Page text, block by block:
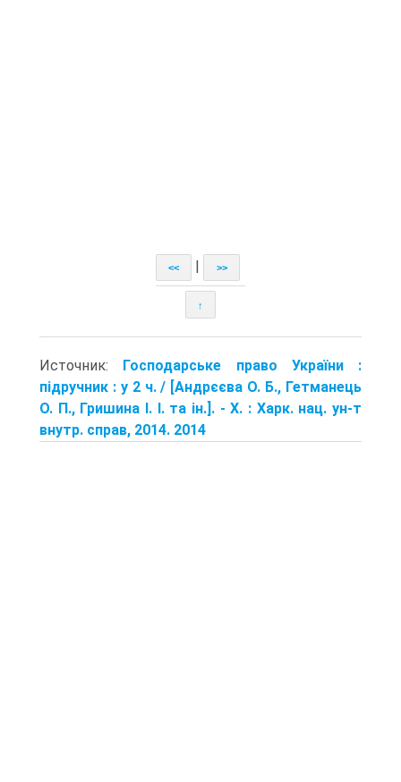
<< >>
↑
Источник: Господарське право України :
підручник : у 2 ч. / [Андрєєва О. Б., Гетманець
О. П., Гришина І. І. та ін.]. - Х. : Харк. нац. ун-т
внутр. справ, 2014. 2014